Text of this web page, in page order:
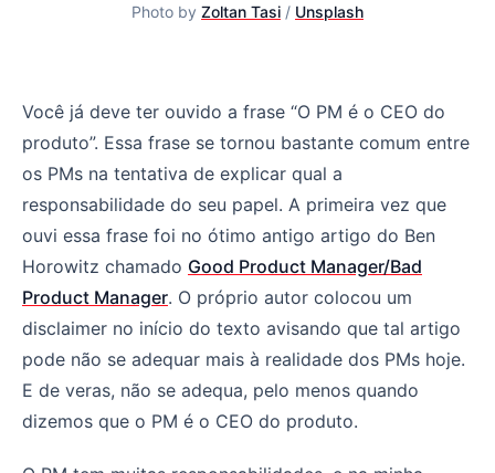
Photo by Zoltan Tasi / Unsplash
PMs não são CEO de coisa alguma
Você já deve ter ouvido a frase “O PM é o CEO do
produto”. Essa frase se tornou bastante comum entre
os PMs na tentativa de explicar qual a
responsabilidade do seu papel. A primeira vez que
ouvi essa frase foi no ótimo antigo artigo do Ben
Horowitz chamado Good Product Manager/Bad
Product Manager. O próprio autor colocou um
disclaimer no início do texto avisando que tal artigo
pode não se adequar mais à realidade dos PMs hoje.
E de veras, não se adequa, pelo menos quando
dizemos que o PM é o CEO do produto.